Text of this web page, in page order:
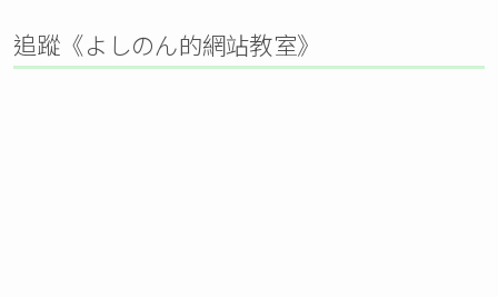
追蹤《よしのん的網站教室》